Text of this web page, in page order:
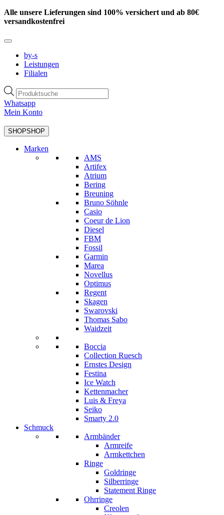
Zum
Inhalt
Alle unsere Lieferungen sind 100% versichert und ab 80€
versandkostenfrei
by-s
Leistungen
Filialen
Products
search
Whatsapp
Mein Konto
SHOPSHOP
Marken
AMS
Artifex
Atrium
Bering
Breuning
Bruno Söhnle
Casio
Coeur de Lion
Diesel
FBM
Fossil
Garmin
Marea
Novellus
Optimus
Regent
Skagen
Swarovski
Thomas Sabo
Waidzeit
Boccia
Collection Ruesch
Ernstes Design
Festina
Ice Watch
Kettenmacher
Luis & Freya
Seiko
Smarty 2.0
Schmuck
Armbänder
Armreife
Armkettchen
Ringe
Goldringe
Silberringe
Statement Ringe
Ohrringe
Creolen